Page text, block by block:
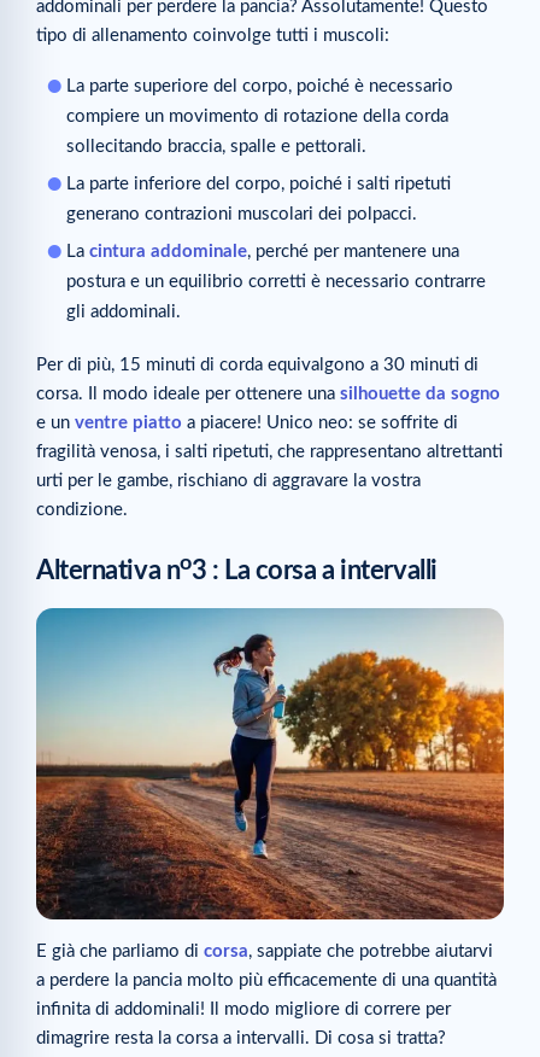
addominali per perdere la pancia? Assolutamente! Questo
tipo di allenamento coinvolge tutti i muscoli:
La parte superiore del corpo, poiché è necessario
compiere un movimento di rotazione della corda
sollecitando braccia, spalle e pettorali.
La parte inferiore del corpo, poiché i salti ripetuti
generano contrazioni muscolari dei polpacci.
La cintura addominale, perché per mantenere una
postura e un equilibrio corretti è necessario contrarre
gli addominali.
Per di più, 15 minuti di corda equivalgono a 30 minuti di
corsa. Il modo ideale per ottenere una silhouette da sogno
e un ventre piatto a piacere! Unico neo: se soffrite di
fragilità venosa, i salti ripetuti, che rappresentano altrettanti
urti per le gambe, rischiano di aggravare la vostra
condizione.
Alternativa no3 : La corsa a intervalli
E già che parliamo di corsa, sappiate che potrebbe aiutarvi
a perdere la pancia molto più efficacemente di una quantità
infinita di addominali! Il modo migliore di correre per
dimagrire resta la corsa a intervalli. Di cosa si tratta?